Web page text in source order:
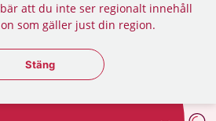
att du inte ser regionalt innehåll
som gäller just din region.
Stäng regionsväljaren
Stäng